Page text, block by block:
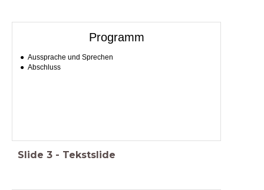
Programm
Aussprache und Sprechen
Abschluss
Slide 3 - Tekstslide